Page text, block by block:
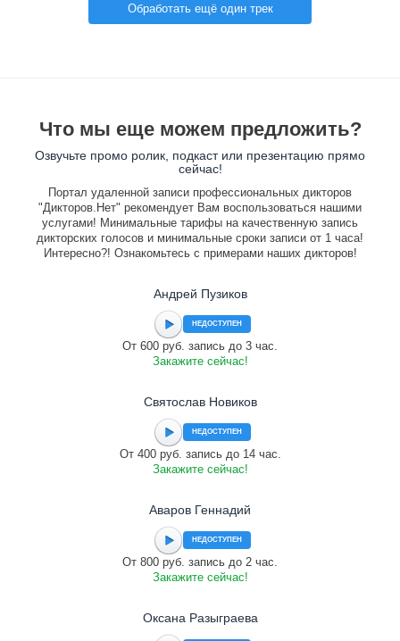
Обработать ещё один трек
Что мы еще можем предложить?
Озвучьте промо ролик, подкаст или презентацию прямо
сейчас!
Портал удаленной записи профессиональных дикторов
"Дикторов.Нет" рекомендует Вам воспользоваться нашими
услугами! Минимальные тарифы на качественную запись
дикторских голосов и минимальные сроки записи от 1 часа!
Интересно?! Ознакомьтесь с примерами наших дикторов!
Андрей Пузиков
НЕДОСТУПЕН
От 600 руб. запись до 3 час.
Закажите сейчас!
Святослав Новиков
НЕДОСТУПЕН
От 400 руб. запись до 14 час.
Закажите сейчас!
Аваров Геннадий
НЕДОСТУПЕН
От 800 руб. запись до 2 час.
Закажите сейчас!
Оксана Разыграева